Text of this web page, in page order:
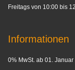
Freitags von 10:00 bis
Informationen
0% MwSt. ab 01. Januar